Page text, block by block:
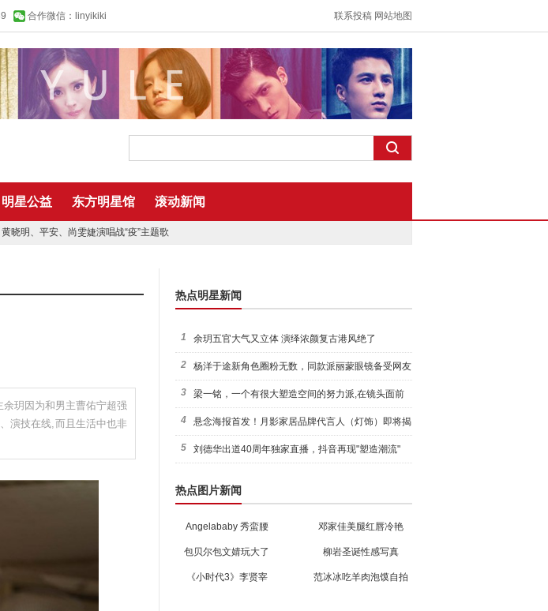
合作微信：linyikiki 联系投稿 网站地图
明星公益 东方明星馆 滚动新闻
晓明、平安、尚雯婕演唱战“疫”主题歌
玥因为和男主曹佑宁超强
演技在线,而且生活中也非
热点明星新闻
1 余玥五官大气又立体 演绎浓颜复古港风绝了
2 杨洋于途新角色圈粉无数，同款派丽蒙眼镜备受网友
追捧!
3 梁一铭，一个有很大塑造空间的努力派,在镜头面前
也很有魅
4 悬念海报首发！月影家居品牌代言人（灯饰）即将揭
晓！
5 刘德华出道40周年独家直播，抖音再现"塑造潮流"
热点图片新闻
Angelababy 秀蛮腰 邓家佳美腿红唇冷艳
包贝尔包文婧玩大了 柳岩圣诞性感写真
《小时代3》李贤宰 范冰冰吃羊肉泡馍自拍